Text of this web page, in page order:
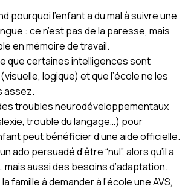
pourquoi l’enfant a du mal à suivre une
: ce n’est pas de la paresse, mais
en mémoire de travail.
que certaines intelligences sont
logique) et que l’école ne les
assez.
troubles neurodéveloppementaux
trouble du langage…) pour
peut bénéficier d’une aide officielle.
ado persuadé d’être “nul”, alors qu’il a
aussi des besoins d’adaptation.
famille à demander à l’école une AVS,